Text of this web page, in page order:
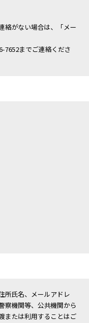
絡がない場合は、「メー
7652までご連絡くださ
所氏名、メールアドレ
察機関等、公共機関から
または利用することはご